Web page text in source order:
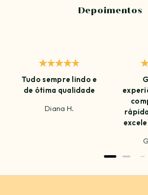
Depoimentos
Tudo sempre lindo e
de ótima qualidade
Diana H.
excelente